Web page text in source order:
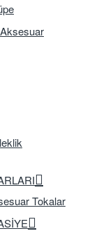
Tokalar